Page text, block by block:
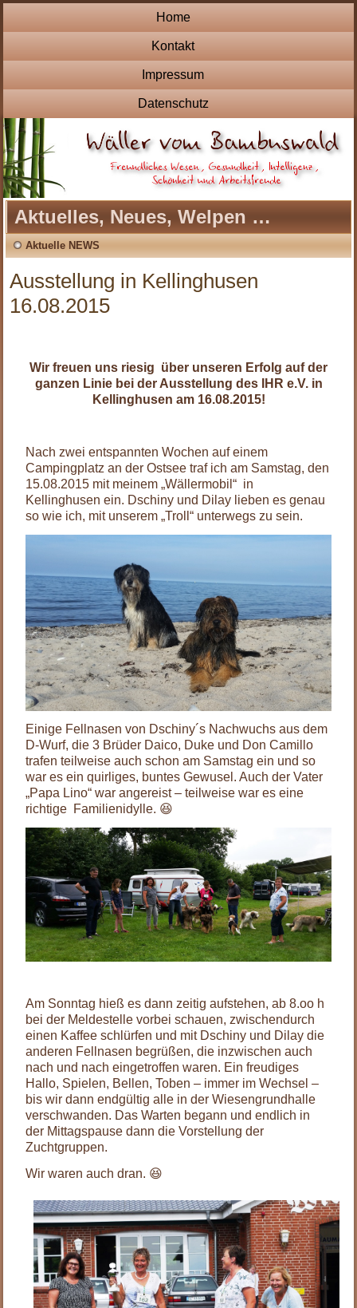
Home
Kontakt
Impressum
Datenschutz
Aktuelles, Neues, Welpen …
Aktuelle NEWS
Ausstellung in Kellinghusen
16.08.2015
Wir freuen uns riesig über unseren Erfolg auf der
ganzen Linie bei der Ausstellung des IHR e.V. in
Kellinghusen am 16.08.2015!
Nach zwei entspannten Wochen auf einem
Campingplatz an der Ostsee traf ich am Samstag, den
15.08.2015 mit meinem „Wällermobil“ in
Kellinghusen ein. Dschiny und Dilay lieben es genau
so wie ich, mit unserem „Troll“ unterwegs zu sein.
Einige Fellnasen von Dschiny´s Nachwuchs aus dem
D-Wurf, die 3 Brüder Daico, Duke und Don Camillo
trafen teilweise auch schon am Samstag ein und so
war es ein quirliges, buntes Gewusel. Auch der Vater
„Papa Lino“ war angereist – teilweise war es eine
richtige Familienidylle. 😆
Am Sonntag hieß es dann zeitig aufstehen, ab 8.oo h
bei der Meldestelle vorbei schauen, zwischendurch
einen Kaffee schlürfen und mit Dschiny und Dilay die
anderen Fellnasen begrüßen, die inzwischen auch
nach und nach eingetroffen waren. Ein freudiges
Hallo, Spielen, Bellen, Toben – immer im Wechsel –
bis wir dann endgültig alle in der Wiesengrundhalle
verschwanden. Das Warten begann und endlich in
der Mittagspause dann die Vorstellung der
Zuchtgruppen.
Wir waren auch dran. 😆